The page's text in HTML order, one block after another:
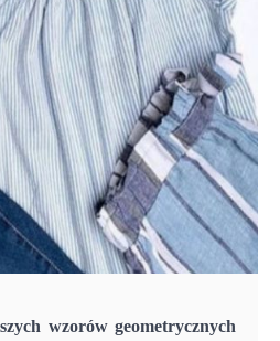
wzorów geometrycznych